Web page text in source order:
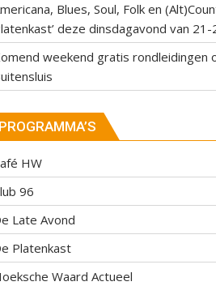
Blues, Soul, Folk en
deze dinsdagavond van 21-
weekend gratis rondleidingen
PROGRAMMA’S
HW
96
Late Avond
Platenkast
Waard Actueel